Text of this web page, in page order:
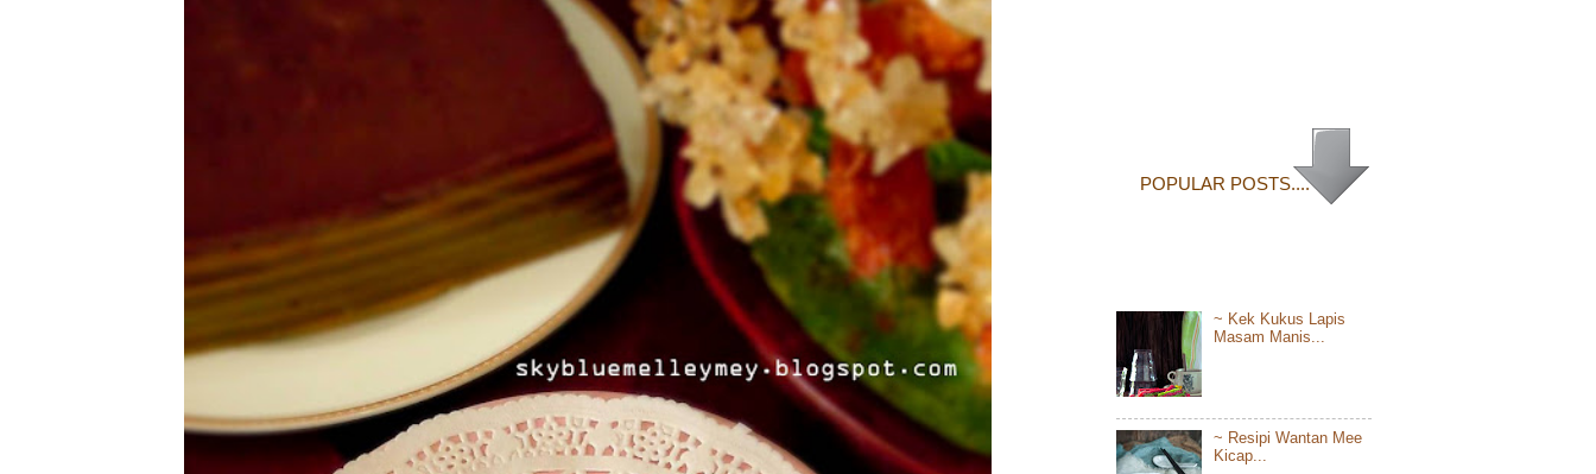
POPULAR POSTS....
~ Kek Kukus Lapis
Masam Manis...
~ Resipi Wantan Mee
Kicap...